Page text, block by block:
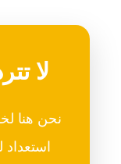
لا
نحن هنا
استعداد